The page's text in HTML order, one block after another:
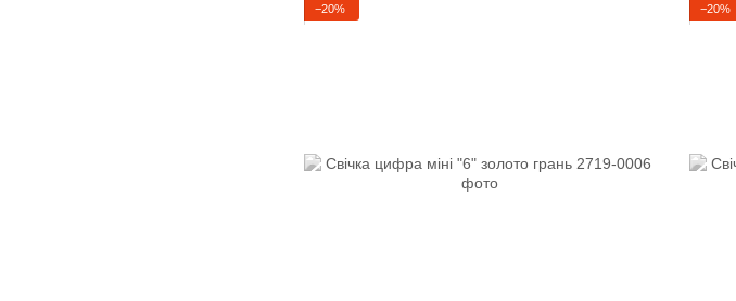
−20% −20%